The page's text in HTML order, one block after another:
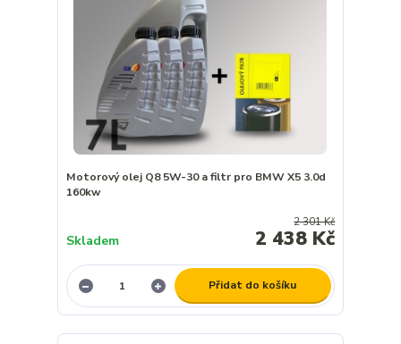
Motorový olej Q8 5W-30 a filtr pro BMW X5 3.0d
160kw
2 301 Kč
2 438 Kč
Skladem
Přidat do košíku